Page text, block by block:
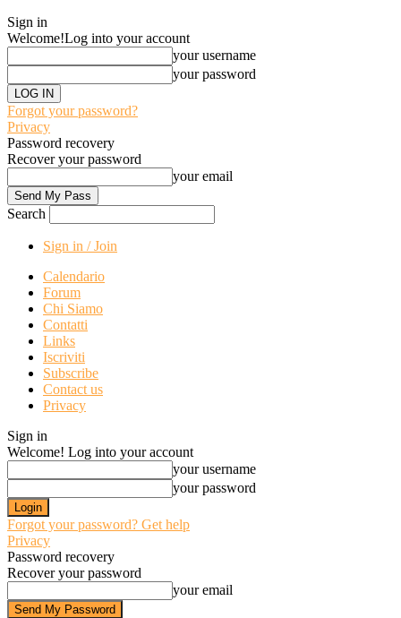
Sign in
Welcome!Log into your account
your username
your password
Forgot your password?
Privacy
Password recovery
Recover your password
your email
Search
Sign in / Join
Calendario
Forum
Chi Siamo
Contatti
Links
Iscriviti
Subscribe
Contact us
Privacy
Sign in
Welcome! Log into your account
your username
your password
Forgot your password? Get help
Privacy
Password recovery
Recover your password
your email